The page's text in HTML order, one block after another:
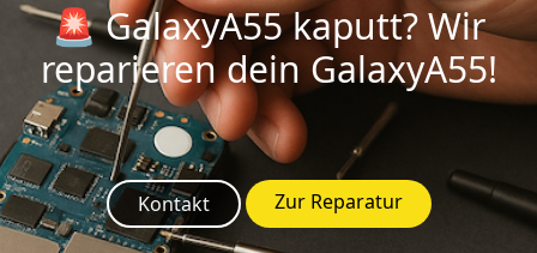
🚨 GalaxyA55 kaputt? Wir
reparieren dein GalaxyA55!
Kontakt Zur Reparatur